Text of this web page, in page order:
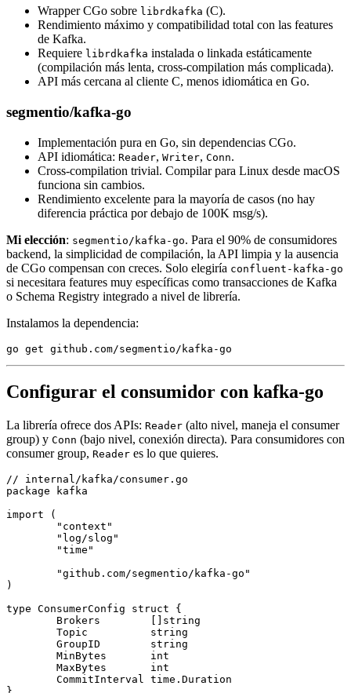
Wrapper CGo sobre librdkafka (C).
Rendimiento máximo y compatibilidad total con las features
de Kafka.
Requiere librdkafka instalada o linkada estáticamente
(compilación más lenta, cross-compilation más complicada).
API más cercana al cliente C, menos idiomática en Go.
segmentio/kafka-go
Implementación pura en Go, sin dependencias CGo.
API idiomática: Reader, Writer, Conn.
Cross-compilation trivial. Compilar para Linux desde macOS
funciona sin cambios.
Rendimiento excelente para la mayoría de casos (no hay
diferencia práctica por debajo de 100K msg/s).
Mi elección: segmentio/kafka-go. Para el 90% de consumidores
backend, la simplicidad de compilación, la API limpia y la ausencia
de CGo compensan con creces. Solo elegiría confluent-kafka-go
si necesitara features muy específicas como transacciones de Kafka
o Schema Registry integrado a nivel de librería.
Instalamos la dependencia:
go get github.com/segmentio / kafka -go
Configurar el consumidor con kafka-go
La librería ofrece dos APIs: Reader (alto nivel, maneja el consumer
group) y Conn (bajo nivel, conexión directa). Para consumidores con
consumer group, Reader es lo que quieres.
// internal/kafka/consumer.go
package kafka
import (
	"context"
	"log/slog"
	"time"
	"github.com/segmentio/kafka-go"
)
type ConsumerConfig struct {
	Brokers        []
string
	Topic
string
	GroupID
string
	MinBytes
int
	MaxBytes
int
	CommitInterval
time . Duration